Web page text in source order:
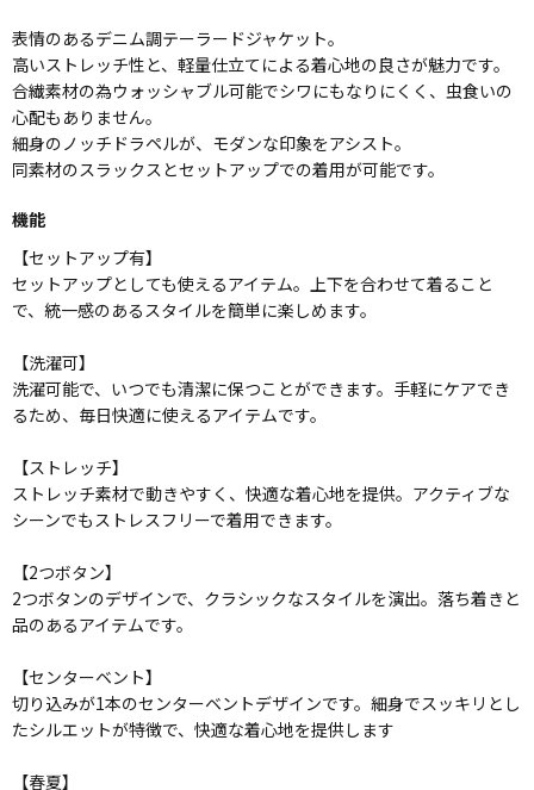
表情のあるデニム調テーラードジャケット。
高いストレッチ性と、軽量仕立てによる着心地の良さが魅力です。
合繊素材の為ウォッシャブル可能でシワにもなりにくく、虫食いの
心配もありません。
細身のノッチドラペルが、モダンな印象をアシスト。
同素材のスラックスとセットアップでの着用が可能です。
機能
【セットアップ有】
セットアップとしても使えるアイテム。上下を合わせて着ること
で、統一感のあるスタイルを簡単に楽しめます。
【洗濯可】
洗濯可能で、いつでも清潔に保つことができます。手軽にケアでき
るため、毎日快適に使えるアイテムです。
【ストレッチ】
ストレッチ素材で動きやすく、快適な着心地を提供。アクティブな
シーンでもストレスフリーで着用できます。
【2つボタン】
2つボタンのデザインで、クラシックなスタイルを演出。落ち着きと
品のあるアイテムです。
【センターベント】
切り込みが1本のセンターベントデザインです。細身でスッキリとし
たシルエットが特徴で、快適な着心地を提供します
【春夏】